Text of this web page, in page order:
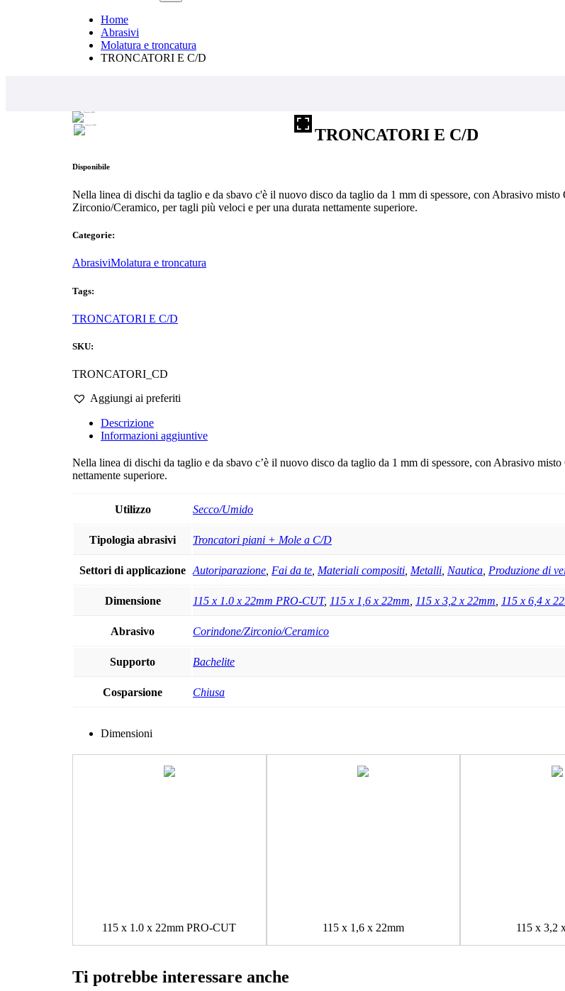
Home
Abrasivi
Molatura e troncatura
TRONCATORI E C/D
TRONCATORI E C/D
Disponibile
Nella linea di dischi da taglio e da sbavo c'è il nuovo disco da taglio da 1 mm di spessore, con Abrasivo misto
Zirconio/Ceramico, per tagli più veloci e per una durata nettamente superiore.
Categorie:
AbrasiviMolatura e troncatura
Tags:
TRONCATORI E C/D
SKU:
TRONCATORI_CD
Aggiungi ai preferiti
Descrizione
Informazioni aggiuntive
Nella linea di dischi da taglio e da sbavo c’è il nuovo disco da taglio da 1 mm di spessore, con Abrasivo
nettamente superiore.
Utilizzo Secco/Umido
Tipologia abrasivi Troncatori piani + Mole a C/D
Settori di applicazione Autoriparazione Fai da te Materiali compositi Metalli Nautica Produzione di
Dimensione 115 x 1.0 x 22mm PRO-CUT, 115 x 1,6 x 22mm 115 x 3,2 x 22mm 115 x 6,4 x
Abrasivo Corindone/Zirconio/Ceramico
Supporto Bachelite
Cosparsione Chiusa
Dimensioni
115 x 1.0 x 22mm PRO-CUT 115 x 1,6 x 22mm 115 x 3,2
Ti potrebbe interessare anche